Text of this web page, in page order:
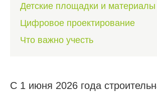
Детские площадки и материалы
Цифровое проектирование
Что важно учесть
С 1 июня 2026 года